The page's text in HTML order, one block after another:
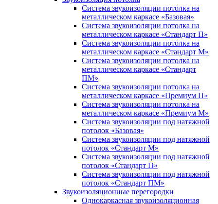
Система звукоизоляции потолка на
металлическом каркасе «Базовая»
Система звукоизоляции потолка на
металлическом каркасе «Стандарт П»
Система звукоизоляции потолка на
металлическом каркасе «Стандарт М»
Система звукоизоляции потолка на
металлическом каркасе «Стандарт
ПМ»
Система звукоизоляции потолка на
металлическом каркасе «Премиум П»
Система звукоизоляции потолка на
металлическом каркасе «Премиум М»
Система звукоизоляции под натяжной
потолок «Базовая»
Система звукоизоляции под натяжной
потолок «Стандарт М»
Система звукоизоляции под натяжной
потолок «Стандарт П»
Система звукоизоляции под натяжной
потолок «Стандарт ПМ»
Звукоизоляционные перегородки
Однокаркасная звукоизоляционная